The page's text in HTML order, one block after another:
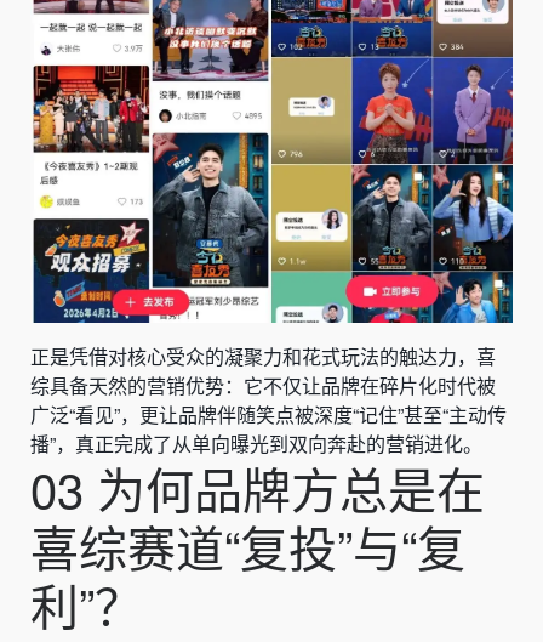
正是凭借对核心受众的凝聚力和花式玩法的触达力，喜
综具备天然的营销优势：它不仅让品牌在碎片化时代被
广泛“看见”，更让品牌伴随笑点被深度“记住”甚至“主动传
播”，真正完成了从单向曝光到双向奔赴的营销进化。
03 为何品牌方总是在
喜综赛道“复投”与“复
利”？